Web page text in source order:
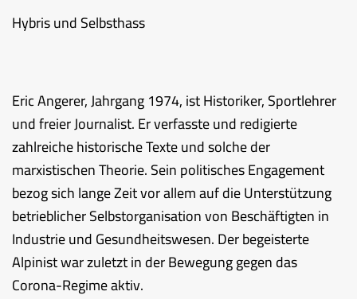
Hybris und Selbsthass
Eric Angerer, Jahrgang 1974, ist Historiker, Sportlehrer
und freier Journalist. Er verfasste und redigierte
zahlreiche historische Texte und solche der
marxistischen Theorie. Sein politisches Engagement
bezog sich lange Zeit vor allem auf die Unterstützung
betrieblicher Selbstorganisation von Beschäftigten in
Industrie und Gesundheitswesen. Der begeisterte
Alpinist war zuletzt in der Bewegung gegen das
Corona-Regime aktiv.